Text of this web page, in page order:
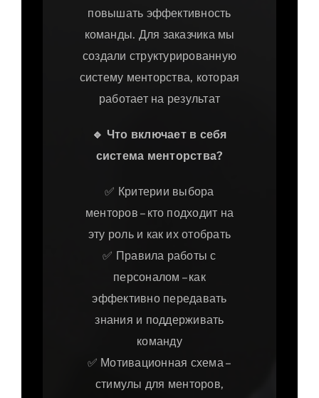
повышать эффективность
команды. Для заказчика мы
создали структурированную
систему менторства, которая
работает на результат
🔹 Что включает в себя
система менторства?
✅ Критерии выбора
менторов – кто подходит на
эту роль и как их отобрать
✅ Правила работы с
персоналом – как
эффективно передавать
знания и поддерживать
команду
✅ Мотивационная схема –
стимулы для менторов,